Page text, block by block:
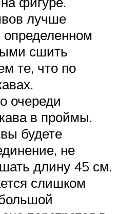
лучше
определенном
сшить
те, что по
очереди
в проймы.
будете
не
длину 45 см.
слишком